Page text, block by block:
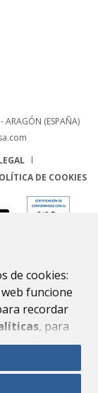
de cookies:
funcione
recordar
, para
servicios.
el botón
- ARAGÓN (ESPAÑA)
DE COOKIES